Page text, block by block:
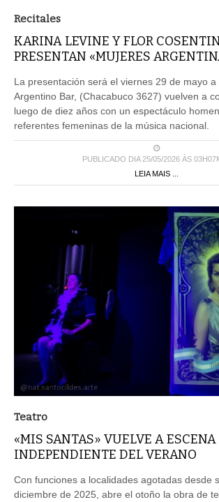
Recitales
KARINA LEVINE Y FLOR
PRESENTAN «MUJERES
La presentación será el viernes 29 de mayo
Argentino Bar, (Chacabuco 3627) vuelven a
luego de diez años con un espectáculo
referentes femeninas de la música nacional.
PUBLICADO DIA 25/05/2026 ÀS
LEIA MAIS ...
Teatro
«MIS SANTAS» VUELVE A
INDEPENDIENTE DEL VERANO
Con funciones a localidades agotadas desde
diciembre de 2025, abre el otoño la obra de